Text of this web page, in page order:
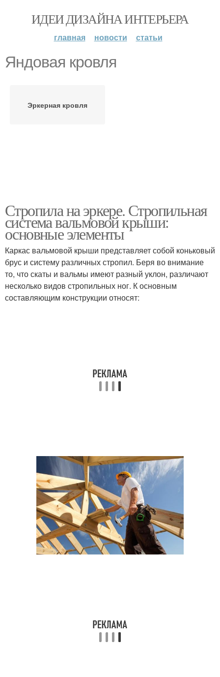
ИДЕИ ДИЗАЙНА ИНТЕРЬЕРА
главная новости статьи
Яндовая кровля
Эркерная кровля
Стропила на эркере. Стропильная
система вальмовой крыши:
основные элементы
Каркас вальмовой крыши представляет собой коньковый
брус и систему различных стропил. Беря во внимание
то, что скаты и вальмы имеют разный уклон, различают
несколько видов стропильных ног. К основным
составляющим конструкции относят: